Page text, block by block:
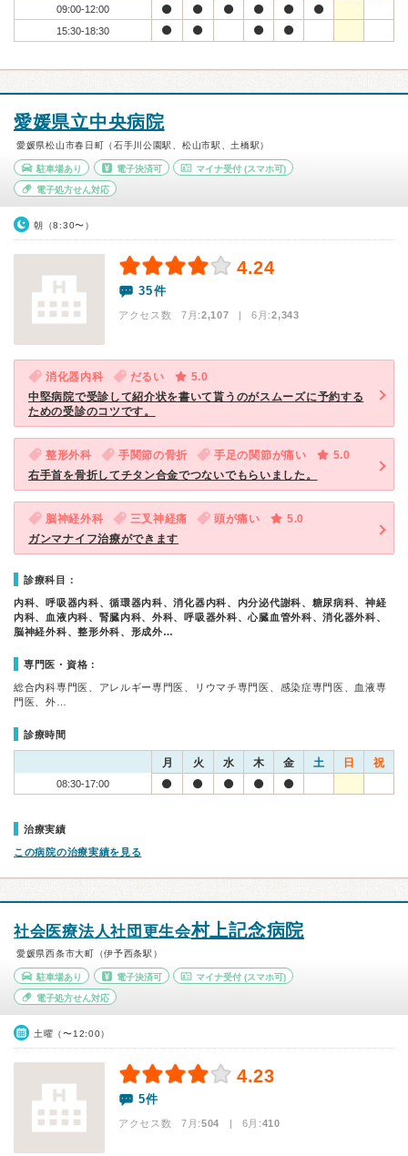
09:00-12:00
15:30-18:30
愛媛県立中央病院
愛媛県松山市春日町（石手川公園駅、松山市駅、土橋駅）
駐車場あり 電子決済可 マイナ受付 (スマホ可)
電子処方せん対応
朝（8:30〜）
4.24
35件
アクセス数 7月:2,107 | 6月:2,343
消化器内科 だるい
5.0
中堅病院で受診して紹介状を書いて貰うのがスムーズに予約する
ための受診のコツです。
整形外科 手関節の骨折 手足の関節が痛い
5.0
右手首を骨折してチタン合金でつないでもらいました。
脳神経外科 三叉神経痛 頭が痛い
5.0
ガンマナイフ治療ができます
診療科目：
内科、呼吸器内科、循環器内科、消化器内科、内分泌代謝科、糖尿病科、神経
内科、血液内科、腎臓内科、外科、呼吸器外科、心臓血管外科、消化器外科、
脳神経外科、整形外科、形成外…
専門医・資格：
総合内科専門医、アレルギー専門医、リウマチ専門医、感染症専門医、血液専
門医、外…
診療時間
月 火 水 木 金 土 日 祝
08:30-17:00
治療実績
この病院の治療実績を見る
社会医療法人社団更生会村上記念病院
愛媛県西条市大町（伊予西条駅）
駐車場あり 電子決済可 マイナ受付 (スマホ可)
電子処方せん対応
土曜（〜12:00）
4.23
5件
アクセス数 7月:504 | 6月:410